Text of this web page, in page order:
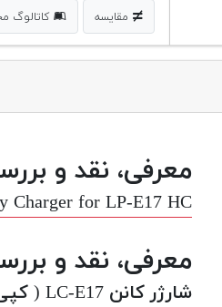
مقایسه کاتالوگ
معرفی، نقد و
Charger for LP-E17 HC
معرفی، نقد و
شارژر کانن LC-E17 ( کپی درجه 1 )